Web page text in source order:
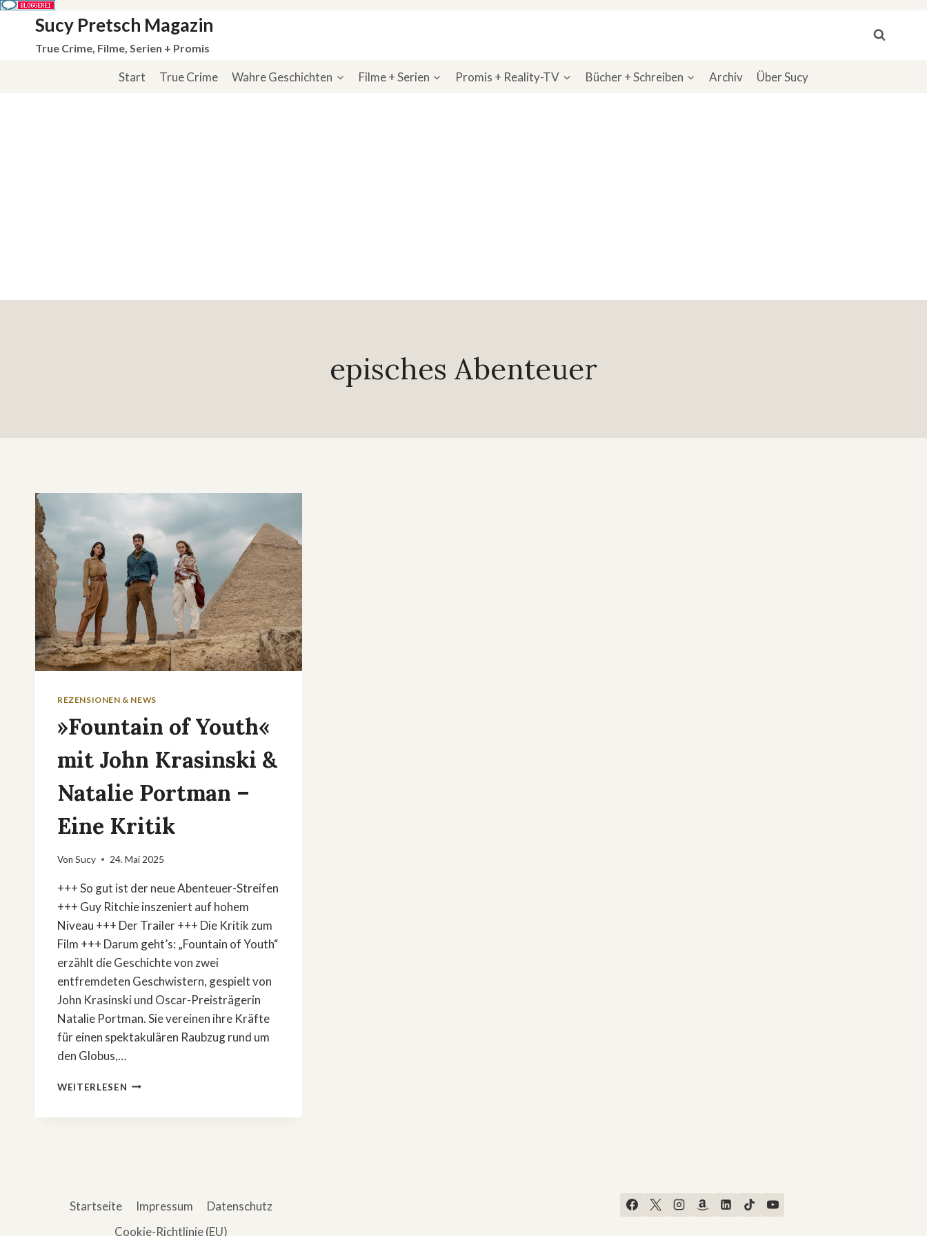
springen
Sucy Pretsch Magazin
True Crime, Filme, Serien + Promis
Start True Crime Wahre Geschichten Filme + Serien Promis + Reality-TV Bücher + Schreiben Archiv Über Sucy
episches Abenteuer
REZENSIONEN & NEWS
»Fountain of Youth«
mit John Krasinski &
Natalie Portman –
Eine Kritik
Von Sucy 24. Mai 2025
+++ So gut ist der neue Abenteuer-Streifen
+++ Guy Ritchie inszeniert auf hohem
Niveau +++ Der Trailer +++ Die Kritik zum
Film +++ Darum geht’s: „Fountain of Youth“
erzählt die Geschichte von zwei
entfremdeten Geschwistern, gespielt von
John Krasinski und Oscar-Preisträgerin
Natalie Portman. Sie vereinen ihre Kräfte
für einen spektakulären Raubzug rund um
den Globus,…
WEITERLESEN »FOUNTAIN
EINE
Startseite Impressum
Datenschutz
Cookie-Richtlinie (EU)